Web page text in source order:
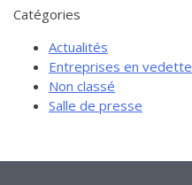
Catégories
Actualités
Entreprises en vedette
Non classé
Salle de presse